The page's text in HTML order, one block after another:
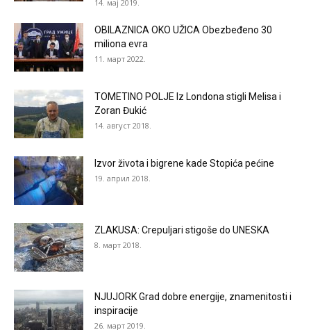
14. мај 2019.
OBILAZNICA OKO UŽICA Obezbeđeno 30
miliona evra
11. март 2022.
TOMETINO POLJE Iz Londona stigli Melisa i
Zoran Đukić
14. август 2018.
Izvor života i bigrene kade Stopića pećine
19. април 2018.
ZLAKUSA: Crepuljari stigoše do UNESKA
8. март 2018.
NJUJORK Grad dobre energije, znamenitosti i
inspiracije
26. март 2019.